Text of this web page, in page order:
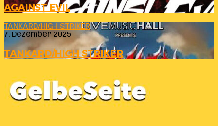
AGAINST EVIL
TANKARD/HIGH STRIKER
7. Dezember 2025
TANKARD/HIGH STRIKER